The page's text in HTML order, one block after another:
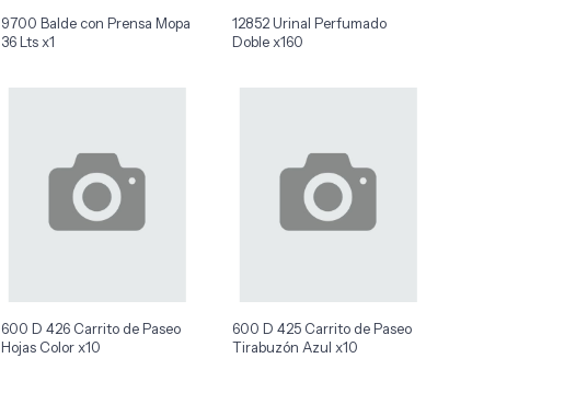
9700 Balde con Prensa Mopa
36 Lts x1
12852 Urinal Perfumado
Doble x160
600 D 426 Carrito de Paseo
Hojas Color x10
600 D 425 Carrito de Paseo
Tirabuzón Azul x10